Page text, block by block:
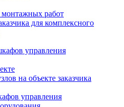
монтажных работ
для комплексного
управления
на объекте заказчика
управления